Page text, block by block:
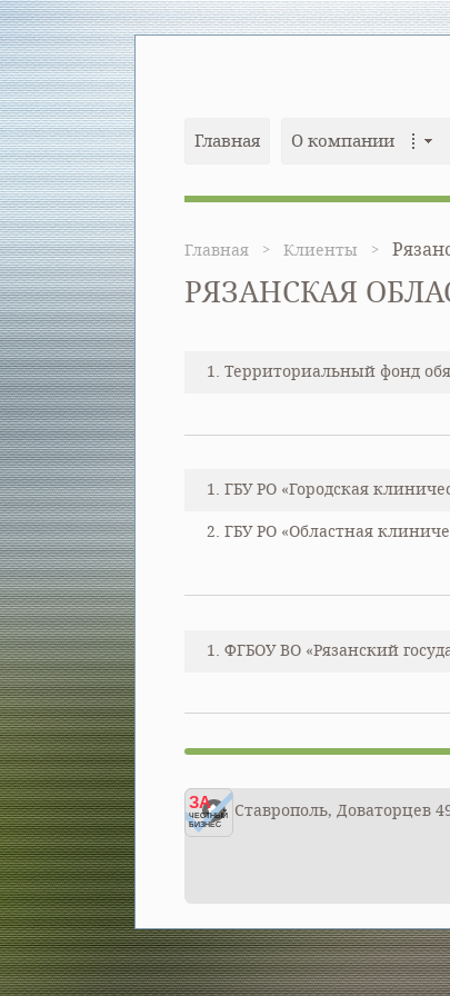
Главная О компании
Главная Клиенты
РЯЗАНСКАЯ
1. Территориальный фонд
1. ГБУ РО «Городская
2. ГБУ РО «Областная
1. ФГБОУ ВО «Рязанский
Ставрополь, Доваторцев
ЗА
ЧЕСТНЫЙ
БИЗНЕС